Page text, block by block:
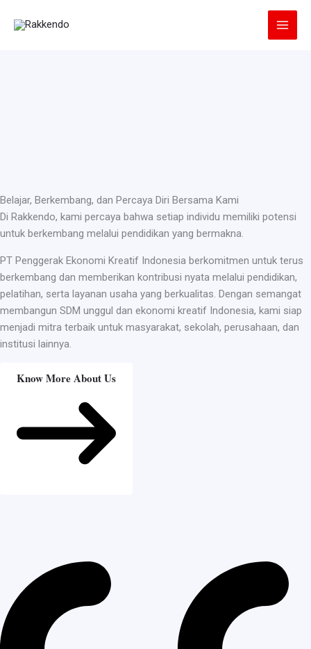
Belajar, Berkembang, dan Percaya Diri Bersama Kami
Di Rakkendo, kami percaya bahwa setiap individu memiliki potensi
untuk berkembang melalui pendidikan yang bermakna.
PT Penggerak Ekonomi Kreatif Indonesia berkomitmen untuk terus
berkembang dan memberikan kontribusi nyata melalui pendidikan,
pelatihan, serta layanan usaha yang berkualitas. Dengan semangat
membangun SDM unggul dan ekonomi kreatif Indonesia, kami siap
menjadi mitra terbaik untuk masyarakat, sekolah, perusahaan, dan
institusi lainnya.
Know More About Us